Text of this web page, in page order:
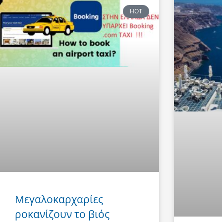
HOT
Μεγαλοκαρχαρίες
ροκανίζουν το βιός